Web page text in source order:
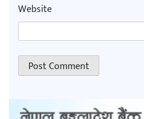
Website